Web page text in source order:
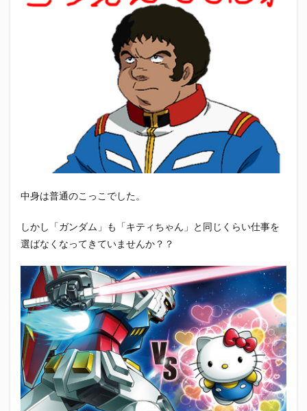
中身は普通のこっこでした。
しかし「ガンダム」も「キティちゃん」と同じくらい仕事を
選ばなくなってきていませんか？？